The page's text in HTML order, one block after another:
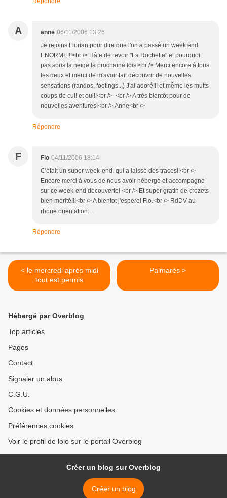
A anne 06/11/2006 13:26
Je rejoins Florian pour dire que l'on a passé un week end
ENORME!!!<br /> Hâte de revoir "La Rochette" et pourquoi
pas sous la neige la prochaine fois!<br /> Merci encore à tous
les deux et merci de m'avoir fait découvrir de nouvelles
sensations (randos, footings...) J'ai adoré!!! et même les mults
coups de cul! et oui!!<br /> <br /> A très bientôt pour de
nouvelles aventures!<br /> Anne<br />
Répondre
F Flo 04/11/2006 18:14
C'était un super week-end, qui a laissé des traces!!<br />
Encore merci à vous de nous avoir hébergé et accompagné
sur ce week-end découverte! <br /> Et super gratin de crozets
bien mérité!!!<br /> A bientot j'espere! Flo.<br /> RdDV au
rhone orientation....
Répondre
< le mercredi après midi
tout est permis
Palmarès >
Hébergé par Overblog
Top articles
Pages
Contact
Signaler un abus
C.G.U.
Cookies et données personnelles
Préférences cookies
Voir le profil de lolo sur le portail Overblog
Créer un blog sur Overblog
Créer un blog